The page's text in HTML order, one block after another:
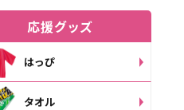
応援グッズ
はっぴ
タオル